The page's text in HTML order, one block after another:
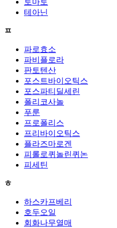
테아닌
ㅍ
파로효소
파비플로라
판토텐산
포스트바이오틱스
포스파티딜세린
폴리코사놀
푸룬
프로폴리스
프리바이오틱스
플라즈마로겐
피롤로퀴놀린퀴논
피세틴
ㅎ
하스카프베리
호두오일
회화나무열매